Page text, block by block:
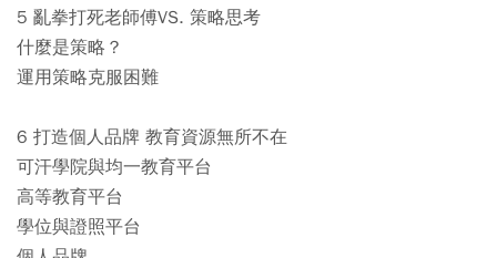
5 亂拳打死老師傅VS. 策略思考
什麼是策略？
運用策略克服困難
6 打造個人品牌 教育資源無所不在
可汗學院與均一教育平台
高等教育平台
學位與證照平台